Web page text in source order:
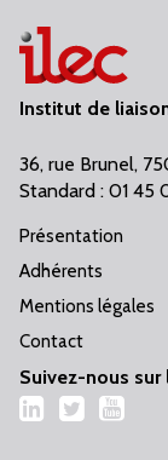
Institut de
36, rue Brunel,
Standard : 01 45
Présentation
Adhérents
Mentions légales
Contact
Suivez-nous sur
LinkedIn
Twitter